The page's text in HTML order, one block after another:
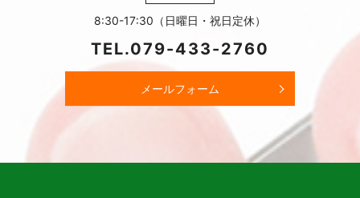
8:30-17:30（日曜日・祝日定休）
TEL.079-433-2760
メールフォーム